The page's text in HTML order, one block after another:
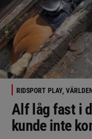
RIDSPORT PLAY, VÄRLDEN
Alf låg fast i
kunde inte